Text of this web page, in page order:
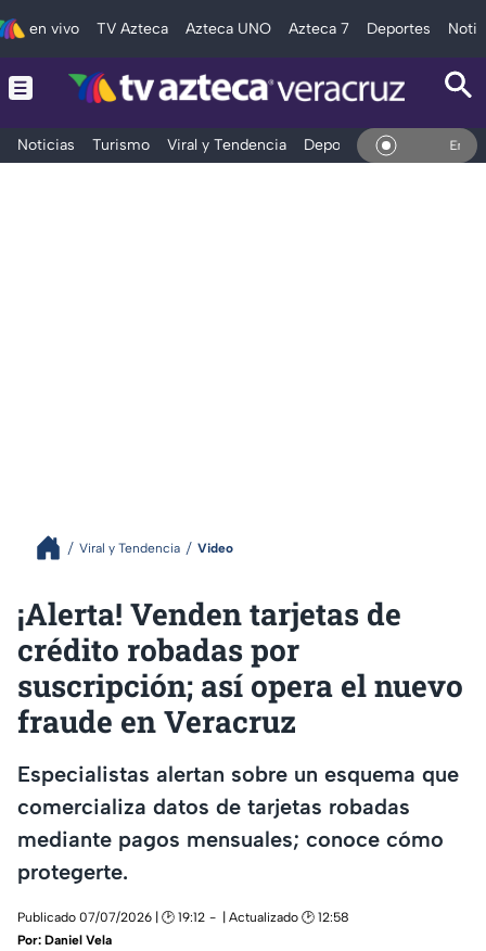
en vivo TV Azteca Azteca UNO Azteca 7 Deportes
Noticias Turismo Viral y Tendencia Deportes Espectáculos
En Vivo
Viral y Tendencia Video
¡Alerta! Venden tarjetas de
crédito robadas por
suscripción; así opera el nuevo
fraude en Veracruz
Especialistas alertan sobre un esquema que
comercializa datos de tarjetas robadas
mediante pagos mensuales; conoce cómo
protegerte.
Publicado 07/07/2026 | 🕑 19:12
| Actualizado 🕑 12:58
Por: Daniel Vela